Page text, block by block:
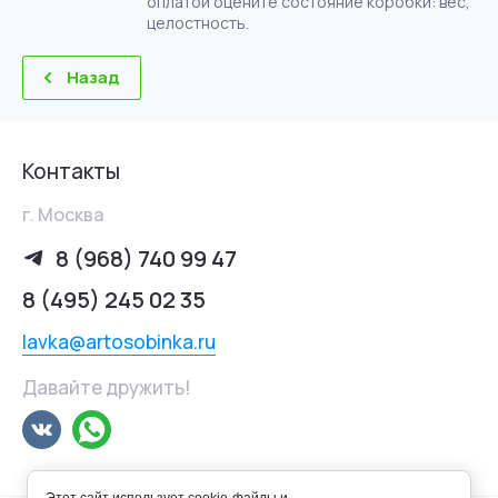
целостность.
Назад
Контакты
г. Москва
8 (968) 740 99 47
8 (495) 245 02 35
lavka@artosobinka.ru
Давайте дружить!